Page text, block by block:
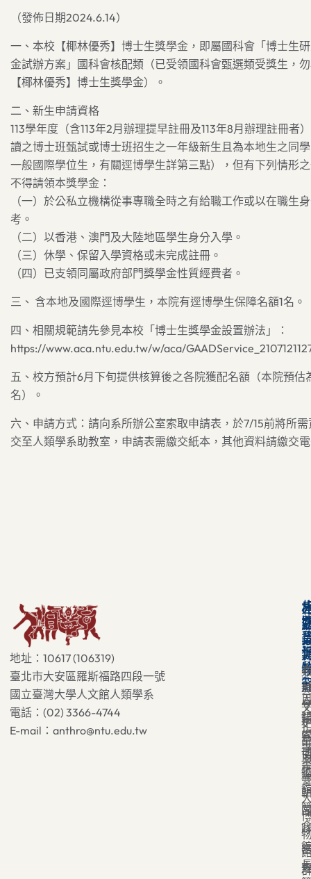
（發佈日期2024.6.14）
一、本校【椰林優秀】博士生獎學金，即屬國科會「博士生
金試辦方案」國科會核配類（已受領國科會甄選類受獎生，
【椰林優秀】博士生獎學金）。
二、新生申請資格
113學年度（含113年2月辦理提早註冊及113年8月辦理註冊者
讀之博士班甄試或博士班招生之一年級新生且為本地生之同
一般國際學位生，有關逕博學生詳第三點），但有下列情形
不得請領本獎學金：
（一）於公私立機構從事專職全時之有給職工作或以在職生
考。
（二）以香港、澳門及大陸地區學生身分入學。
（三）休學、保留入學資格或未完成註冊。
（四）已支領同屬政府部門獎學金性質經費者。
三、 含本地及國際逕博學生，本院有逕博學生保障名額1名。
四、相關規範請先參見本校「博士生獎學金設置辦法」：
https://www.aca.ntu.edu.tw/w/aca/
五、校方預計6月下旬提供核算後之各院獲配名額（本院預估
名）。
六、申請方式：請向系所辦公室索取申請表，於7/15前將所
交至人類學系助教室，申請表需繳交紙本，其他資料請繳交
地址：10617 (106319)
臺北市大安區羅斯福路四段一號
國立臺灣大學人文館人類學系
電話：(02) 3366-4744
E-mail：anthro@ntu.edu.tw